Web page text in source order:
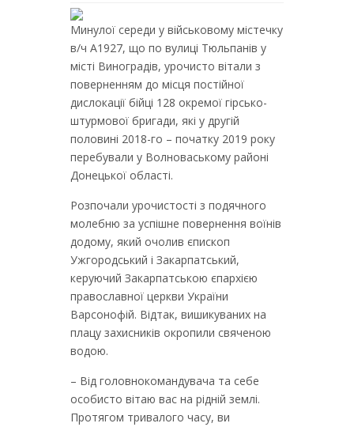
Минулої середи у військовому містечку
в/ч А1927, що по вулиці Тюльпанів у
місті Виноградів, урочисто вітали з
поверненням до місця постійної
дислокації бійці 128 окремої гірсько-
штурмової бригади, які у другій
половині 2018-го – початку 2019 року
перебували у Волноваському районі
Донецької області.
Розпочали урочистості з подячного
молебню за успішне повернення воїнів
додому, який очолив єпископ
Ужгородський і Закарпатський,
керуючий Закарпатською єпархією
православної церкви України
Варсонофій. Відтак, вишикуваних на
плацу захисників окропили свяченою
водою.
– Від головнокомандувача та себе
особисто вітаю вас на рідній землі.
Протягом тривалого часу, ви